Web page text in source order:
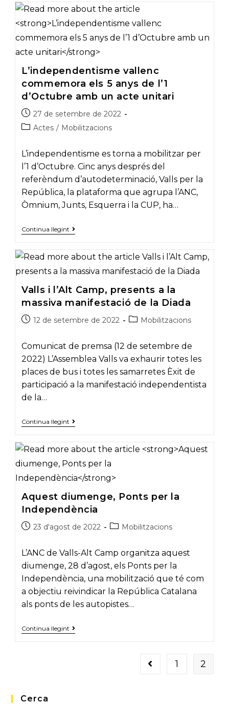
per
participar
en
mobilització
del
6
desembre
a
Barcelona
L’independentisme vallenc
commemora els 5 anys de l’1
d’Octubre amb un acte unitari
Post
published:
27 de setembre de 2022
PostActes / Mobilitzacions
L’independentisme es torna a mobilitzar per
l’1 d’Octubre. Cinc anys després del
referèndum d’autodeterminació, Valls per la
República, la plataforma que agrupa l’ANC,
Òmnium, Junts, Esquerra i la CUP, ha…
Continua llegint L’independentisme
vallenc
els
5
anys
l’1
d’Octubre
amb
acte
Valls i l’Alt Camp, presents a la
massiva manifestació de la Diada
Post12 de setembre de 2022
PostMobilitzacions
Comunicat de premsa (12 de setembre de
2022) L’Assemblea Valls va exhaurir totes les
places de bus i totes les samarretes Èxit de
participació a la manifestació independentista
de la…
Continua llegint Valls
i
Camp,
presents
a
massiva
de
la
Diada
Aquest diumenge, Ponts per la
Independència
Post23 d'agost de 2022
PostMobilitzacions
L’ANC de Valls-Alt Camp organitza aquest
diumenge, 28 d’agost, els Ponts per la
Independència, una mobilització que té com
a objectiu reivindicar la República Catalana
als ponts de les autopistes…
Continua llegint Aquest
diumenge,
Go to the previous
1 2
Cerca